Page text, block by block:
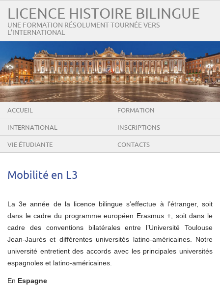
LICENCE HISTOIRE BILINGUE
UNE FORMATION RÉSOLUMENT TOURNÉE VERS
L'INTERNATIONAL
ACCUEIL FORMATION
INTERNATIONAL INSCRIPTIONS
VIE ÉTUDIANTE CONTACTS
Mobilité en L3
La 3e année de la licence bilingue s’effectue à l’étranger, soit
dans le cadre du programme européen Erasmus +, soit dans le
cadre des conventions bilatérales entre l’Université Toulouse
Jean-Jaurès et différentes universités latino-américaines. Notre
université entretient des accords avec les principales universités
espagnoles et latino-américaines.
En Espagne